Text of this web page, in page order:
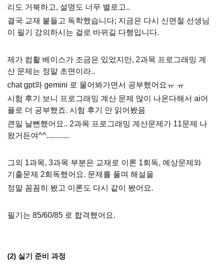
리도 거북하고, 설명도 너무 별로고..
결국 교재 붙들고 독학했습니다; 지금은 다시 신면철 선생님
이 필기 강의하시는 걸로 바뀌길 다행입니다.
제가 컴활 베이스가 조금은 있었지만, 2과목 프로그래밍 계
산 문제는 정말 초면이라..
chat gpt와 gemini 로 물어봐가면서 공부했어요ㅠ ㅠ
시험 후기 보니 프로그래밍 계산 문제 많이 나온다해서 ai어
플로 더 공부했죠. 시험 후기 안 읽어봤음
큰일 날뻔했어요.. 2과목 프로그래밍 계산문제가 11문제 나
왔거든여^^............
그외 1과목, 3과목 부분은 교재로 이론 1회독, 예상문제와
기출문제 2회독했어요. 문제를 풀며 해설을
정말 꼼꼼히 봤고 이론도 다시 같이 봤어요.
필기는 85/60/85 로 합격했어요.
(2) 실기 준비 과정